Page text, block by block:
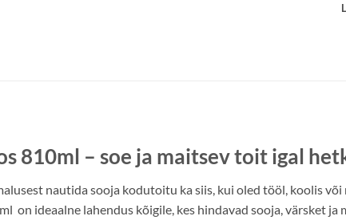
810ml – soe ja maitsev toit igal
nautida sooja kodutoitu ka siis, kui oled tööl, koolis või
on ideaalne lahendus kõigile, kes hindavad sooja, värsket